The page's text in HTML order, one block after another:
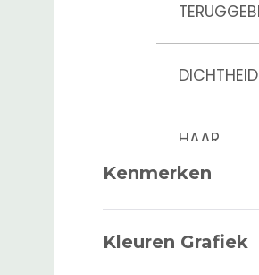
DICHTHEID
HAAR
Kenmerken
Kleuren Grafiek